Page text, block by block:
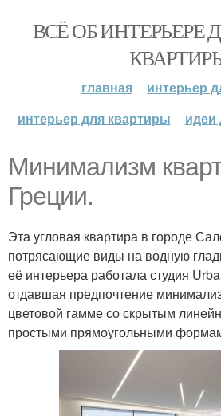
ВСЁ ОБ ИНТЕРЬЕРЕ
главная
интерьер
интерьер для квартиры
идеи
Минимализм
Греции.
Эта угловая квартира в городе
потрясающие виды на водную
её интерьера работала студия
отдавшая предпочтение
цветовой гамме со скрытым
простыми прямоугольными